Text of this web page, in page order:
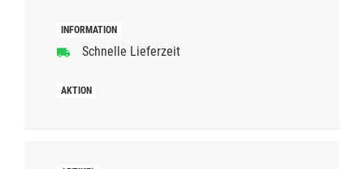
Schnelle Lieferzeit